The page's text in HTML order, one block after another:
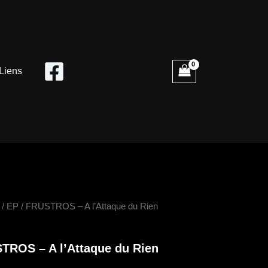
Liens
/ EP / FRUSTROS – A l’Attaque du Rien
– A l’Attaque du Rien